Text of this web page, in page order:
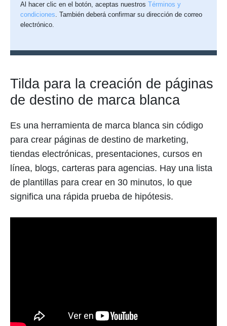
Al hacer clic en el botón, aceptas nuestrosTérminos y
condiciones. También deberá confirmar su dirección de correo
electrónico.
Tilda para la creación de páginas
de destino de marca blanca
Es una herramienta de marca blanca sin código
para crear páginas de destino de marketing,
tiendas electrónicas, presentaciones, cursos en
línea, blogs, carteras para agencias. Hay una lista
de plantillas para crear en 30 minutos, lo que
significa una rápida prueba de hipótesis.